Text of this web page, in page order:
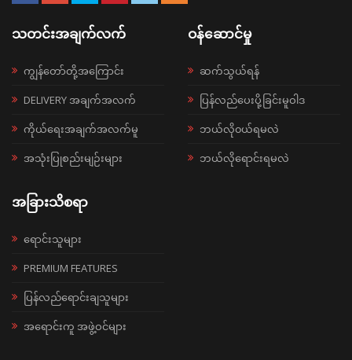
သတင်းအချက်လက်
ကျွန်တော်တို့အကြောင်း
DELIVERY အချက်အလက်
ကိုယ်ရေးအချက်အလက်မူ
အသုံးပြုစည်းမျဉ်းများ
ဝန်ဆောင်မှု
ဆက်သွယ်ရန်
ပြန်လည်ပေးပို့ခြင်းမူဝါဒ
ဘယ်လို၀ယ်ရမလဲ
ဘယ်လိုရောင်းရမလဲ
အခြားသိစရာ
ရောင်းသူများ
PREMIUM FEATURES
ပြန်လည်ရောင်းချသူများ
အရောင်းကူ အဖွဲ့ဝင်များ